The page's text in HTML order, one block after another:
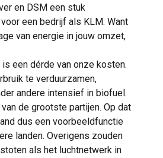
en DSM een stuk
een bedrijf als KLM. Want
van energie in jouw omzet,
is een dérde van onze kosten.
te verduurzamen,
andere intensief in biofuel.
de grootste partijen. Op dat
dus een voorbeeldfunctie
landen. Overigens zouden
als het luchtnetwerk in